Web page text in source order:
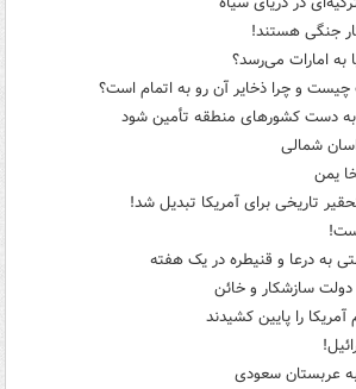
جنگی هستند!
به امارات می‌رسد؟
و چرا ذخایر آن رو به اتمام است؟
به دست کشورهای منطقه تأمین شود
شمالی
یمن
تاریخی برای آمریکا تبدیل شد!
سازشکار و خائن
را پایین کشیدند
عربستان سعودی